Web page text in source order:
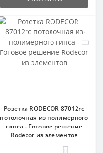
Розетка RODECOR 87012rc
потолочная из полимерного
гипса - Готовое решение
Rodecor из элементов